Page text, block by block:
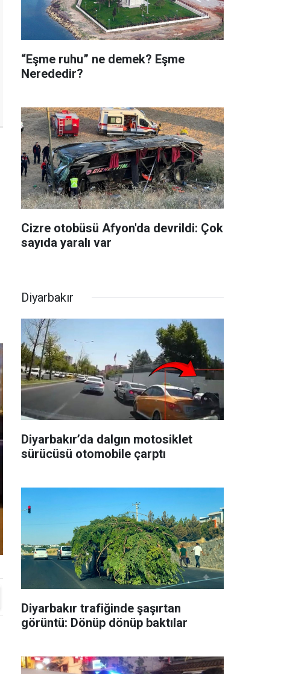
“Eşme ruhu” ne demek? Eşme
Nerededir?
Cizre otobüsü Afyon'da devrildi: Çok
sayıda yaralı var
Diyarbakır
Diyarbakır’da dalgın motosiklet
sürücüsü otomobile çarptı
Diyarbakır trafiğinde şaşırtan
görüntü: Dönüp dönüp baktılar